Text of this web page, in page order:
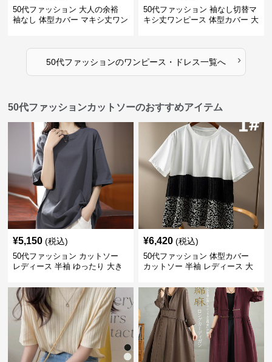
50代ファッション 大人の余裕
袖なし 体型カバー マキシ丈ワン
50代ファッション 袖なし切替マ
キシ丈ワンピース 体型カバー 大
50代ファッションのワンピース・ドレス一覧へ ›
50代ファッションカットソーのおすすめアイテム
¥5,150 (税込)
50代ファッション カットソー
レディース 半袖 ゆったり 大き
¥6,420 (税込)
50代ファッション 体型カバー
カットソー 半袖 レディース 大